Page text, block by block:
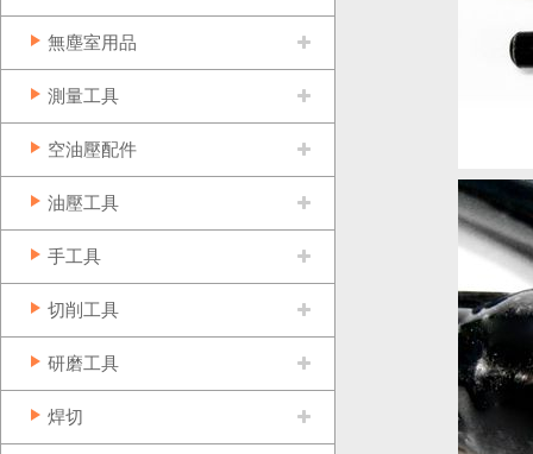
無塵室用品
測量工具
空油壓配件
油壓工具
手工具
切削工具
研磨工具
焊切